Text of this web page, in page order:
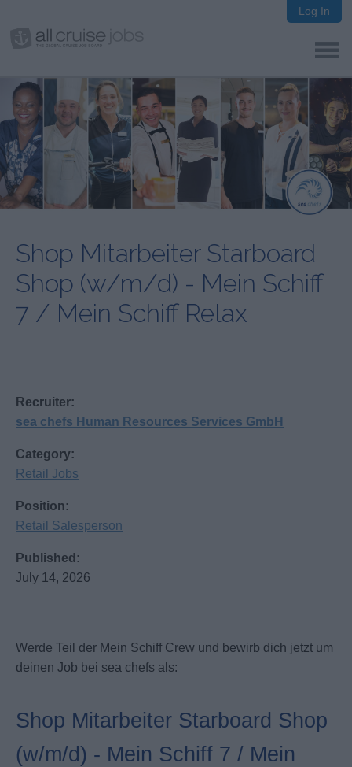
Log In
Shop Mitarbeiter Starboard
Shop (w/m/d) - Mein Schiff
7 / Mein Schiff Relax
Recruiter:
sea chefs Human Resources Services GmbH
Category:
Retail Jobs
Position:
Retail Salesperson
Published:
July 14, 2026
Werde Teil der Mein Schiff Crew und bewirb dich jetzt um
deinen Job bei sea chefs als:
Shop Mitarbeiter Starboard Shop
(w/m/d) - Mein Schiff 7 / Mein